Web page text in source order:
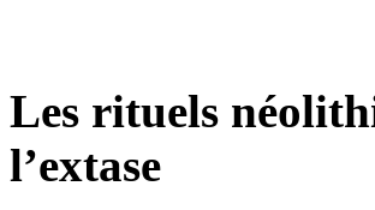
Les rituels
l’extase